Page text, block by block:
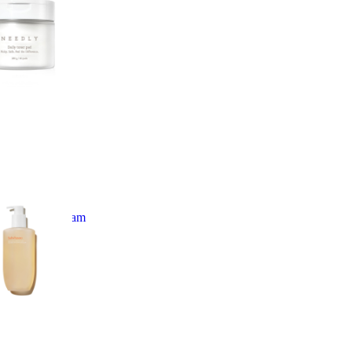
Toner Pad
5.0
Cleansing Foam